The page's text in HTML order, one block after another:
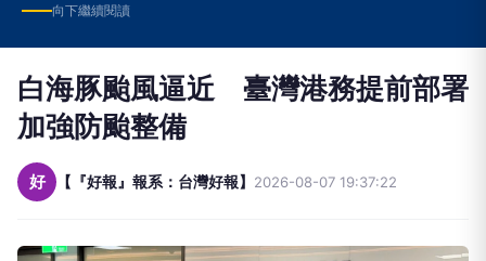
向下繼續閱讀
白海豚颱風逼近 臺灣港務提前部署
加強防颱整備
好 【『好報』報系：台灣好報】 2026-08-07 19:37:22